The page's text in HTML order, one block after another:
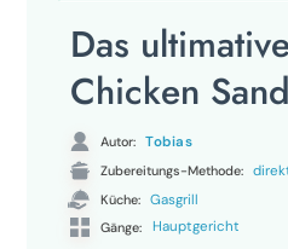
Das
Chicken
Autor: Tobias
Zubereitungs-Methode:
Küche: Gasgrill
Gänge: Hauptgericht